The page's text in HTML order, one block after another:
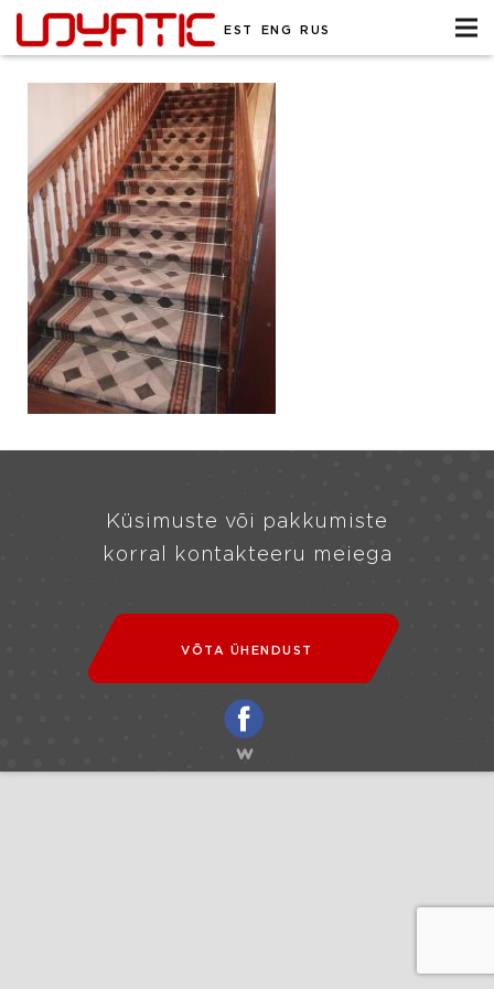
EST ENG RUS
Küsimuste või pakkumiste
korral kontakteeru meiega
VÕTA ÜHENDUST